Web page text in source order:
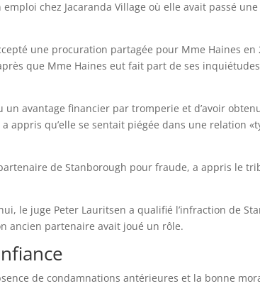
chez Jacaranda Village où elle avait passé
une procuration partagée pour Mme Haines en
que Mme Haines eut fait part de ses
un avantage financier par tromperie et d’avoir
qu’elle se sentait piégée dans une relation
de Stanborough pour fraude, a appris le
le juge Peter Lauritsen a qualifié l’infraction de
ancien partenaire avait joué un rôle.
de condamnations antérieures et la bonne